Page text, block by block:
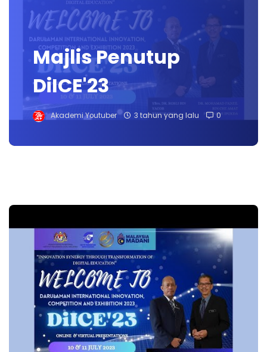
Majlis Penutup
DiICE'23
Akademi Youtuber 3 tahun yang lalu 0